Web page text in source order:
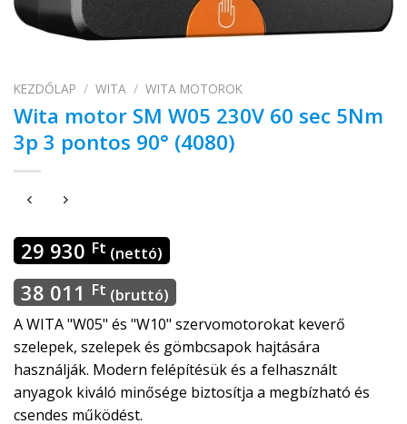
KEZDŐLAP / WITA / WITA MOTOROK
Wita motor SM W05 230V 60 sec 5Nm
3p 3 pontos 90° (4080)
29 930 Ft (nettó)
38 011 Ft (bruttó)
A WITA "W05" és "W10" szervomotorokat keverő
szelepek, szelepek és gömbcsapok hajtására
használják. Modern felépítésük és a felhasznált
anyagok kiváló minősége biztosítja a megbízható és
csendes működést.